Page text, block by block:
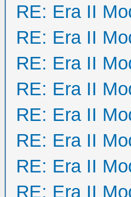
RE: Era II
RE: Era II
RE: Era II
RE: Era II
RE: Era II
RE: Era II
RE: Era II
RE: Era II